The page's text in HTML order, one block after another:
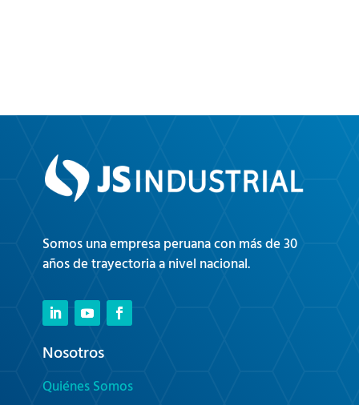
Somos una empresa peruana con más de 30
años de trayectoria a nivel nacional.
Nosotros
Quiénes Somos